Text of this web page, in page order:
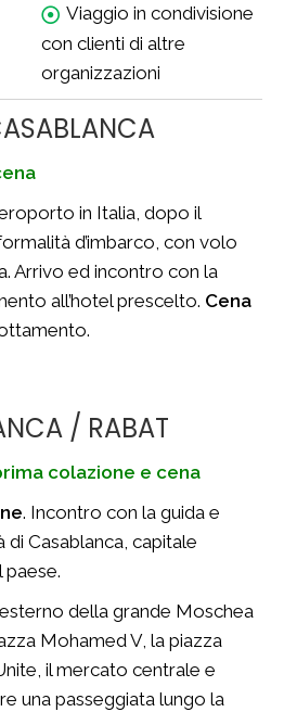
Viaggio in condivisione
con clienti di altre
organizzazioni
in Italia, dopo il
d’imbarco, con volo
Arrivo ed incontro con la
all’hotel prescelto. Cena
/ RABAT
colazione e cena
. Incontro con la guida e
di Casablanca, capitale
della grande Moschea
Mohamed V, la piazza
il mercato centrale e
una passeggiata lungo la